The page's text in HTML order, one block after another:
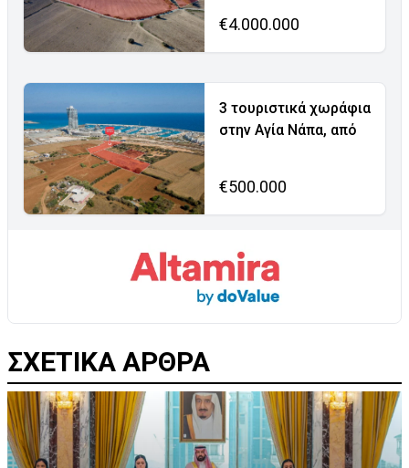
€4.000.000
3 τουριστικά χωράφια
στην Αγία Νάπα, από
€500.000
ΣΧΕΤΙΚΑ ΑΡΘΡΑ